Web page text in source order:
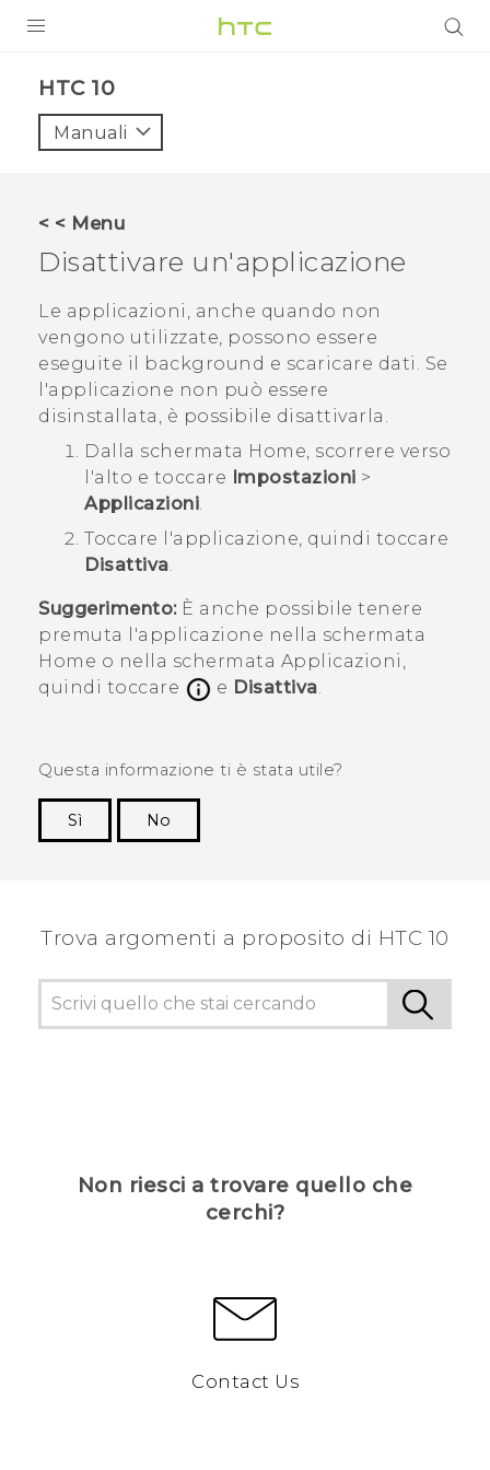
VIVE
ASSISTENZA
Accessori e dispositivi HTC
Accesso
HTC 10‎
Manuali
< < Menu
Disattivare un'applicazione
Le applicazioni, anche quando non
vengono utilizzate, possono essere
eseguite il background e scaricare dati. Se
l'applicazione non può essere
disinstallata, è possibile disattivarla.
Dalla schermata Home, scorrere verso
l'alto e toccare
Impostazioni >
Applicazioni.
Toccare l'applicazione, quindi toccare
Disattiva.
Suggerimento:È anche possibile tenere
premuta l'applicazione nella schermata
Home o nella schermata Applicazioni ,
quindi toccare
e Disattiva.
Questa informazione ti è stata utile?
Sì
No
Trova argomenti a proposito di HTC 10
Non riesci a trovare quello che
cerchi?
Contact Us